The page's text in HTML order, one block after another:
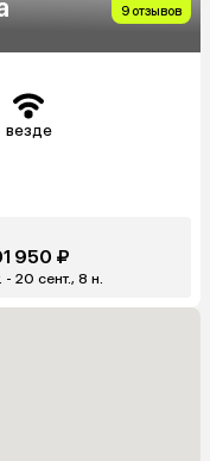
9 отзывов
везде
950 ₽
- 20 сент., 8 н.